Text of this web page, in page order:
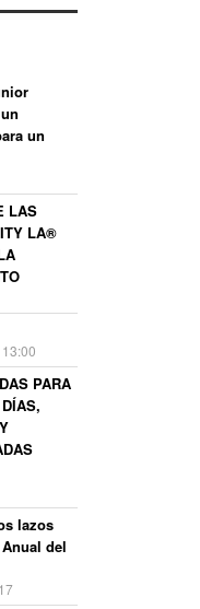
un
LAS
LA®
PARA
lazos
del